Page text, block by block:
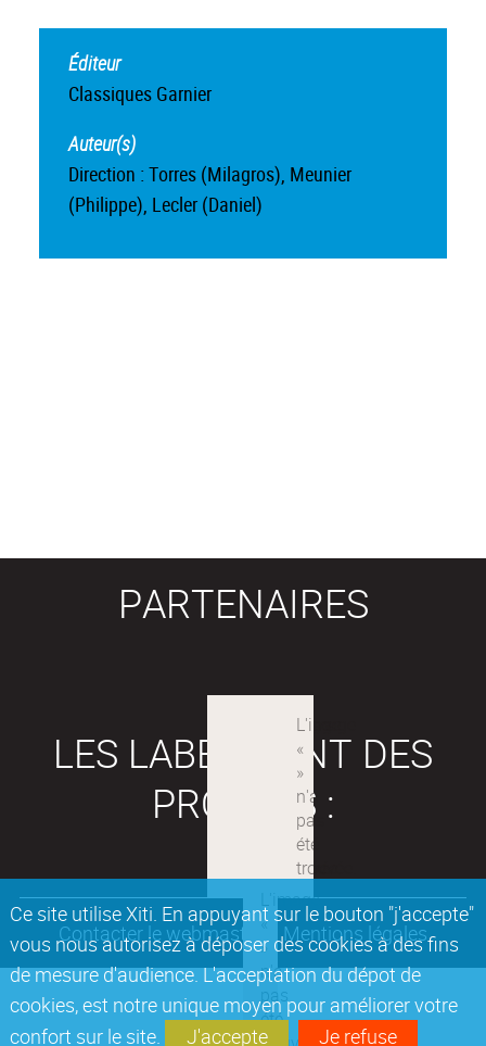
Ce site utilise Xiti. En appuyant sur le bouton "j'accepte"
vous nous autorisez à déposer des cookies à des fins
de mesure d'audience. L'acceptation du dépot de
cookies, est notre unique moyen pour améliorer votre
confort sur le site.
J'accepte Je refuse
Éditeur
Classiques Garnier
Auteur(s)
Direction : Torres (Milagros), Meunier
(Philippe), Lecler (Daniel)
PARTENAIRES
LES LABEX SONT DES
PROJETS :
Contacter le webmaster Mentions légales